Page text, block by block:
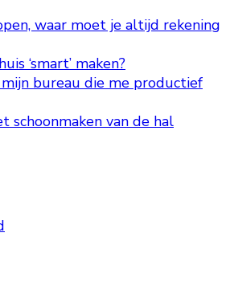
waar moet je altijd rekening
‘smart’ maken?
bureau die me productief
schoonmaken van de hal